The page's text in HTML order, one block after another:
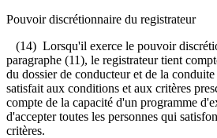
Pouvoir discrétionnaire du registrateur
(14) Lorsqu'il exerce le pouvoir
paragraphe (11), le registrateur tient
du dossier de conducteur et de la
satisfait aux conditions et aux critères
compte de la capacité d'un programme
d'accepter toutes les personnes qui
critères.